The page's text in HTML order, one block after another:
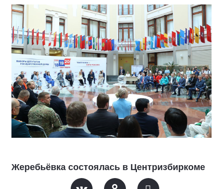
Жеребьёвка состоялась в Центризбиркоме